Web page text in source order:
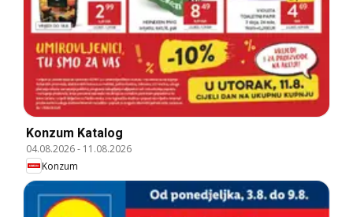
Konzum Katalog
04.08.2026- 11.08.2026
Konzum